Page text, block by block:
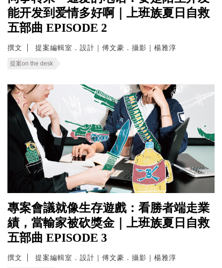
能开发到爱情多好啊｜上班族夏日自救
五部曲 EPISODE 2
撰文 提案編輯室．設計｜傅文豪．攝影｜楊雅淳
提案on the desk
專案會議就像生存遊戲：看勝者端走業
績，當輸家被砍獎金｜上班族夏日自救
五部曲 EPISODE 3
撰文 提案編輯室．設計｜傅文豪．攝影｜楊雅淳